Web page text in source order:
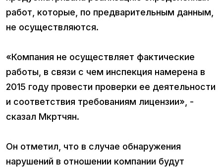
работ, которые, по предварительным данным,
не осуществляются.
«Компания не осуществляет фактические
работы, в связи с чем инспекция намерена в
2015 году провести проверки ее деятельности
и соответствия требованиям лицензии», -
сказал Мкртчян.
Он отметил, что в случае обнаружения
нарушений в отношении компании будут